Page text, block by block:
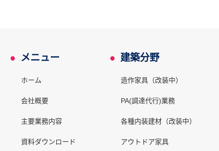
● メニュー
ホーム
会社概要
主要業務内容
資料ダウンロード
● 建築分野
造作家具（改装中）
PA(調達代行)業務
各種内装建材（改装中）
アウトドア家具